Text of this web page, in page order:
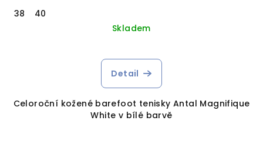
38
40
Skladem
Detail
Celoroční kožené barefoot tenisky Antal Magnifique
White v bílé barvě